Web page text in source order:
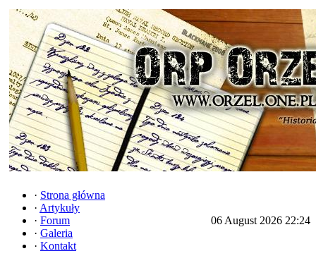
· Strona główna
· Artykuły
· Forum
· Galeria
· Kontakt
06 August 2026 22:24